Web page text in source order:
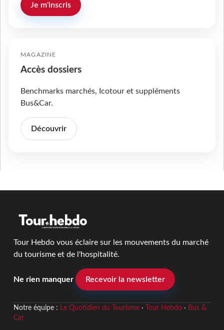
Je m'inscris
MAGAZINE
Accès dossiers
Benchmarks marchés, Icotour et suppléments
Bus&Car.
Découvrir
Tour Hebdo vous éclaire sur les mouvements du marché
du tourisme et de l'hospitalité.
Ne rien manquer Recevoir la newsletter
Notre équipe : Le Quotidien du Tourisme· Tour Hebdo· Bus &
Car